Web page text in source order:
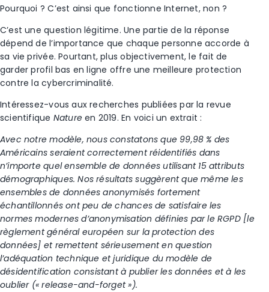
Pourquoi ? C’est ainsi que fonctionne Internet, non ?
C’est une question légitime. Une partie de la réponse
dépend de l’importance que chaque personne accorde à
sa vie privée. Pourtant, plus objectivement, le fait de
garder profil bas en ligne offre une meilleure protection
contre la cybercriminalité.
Intéressez-vous aux recherches publiées par la revue
scientifique Nature en 2019. En voici un extrait :
Avec notre modèle, nous constatons que 99,98 % des
Américains seraient correctement réidentifiés dans
n’importe quel ensemble de données utilisant 15 attributs
démographiques. Nos résultats suggèrent que même les
ensembles de données anonymisés fortement
échantillonnés ont peu de chances de satisfaire les
normes modernes d’anonymisation définies par le RGPD [le
règlement général européen sur la protection des
données] et remettent sérieusement en question
l’adéquation technique et juridique du modèle de
désidentification consistant à publier les données et à les
oublier (« release-and-forget »).